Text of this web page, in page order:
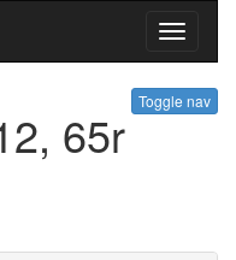
Toggle
Toggle nav
65r